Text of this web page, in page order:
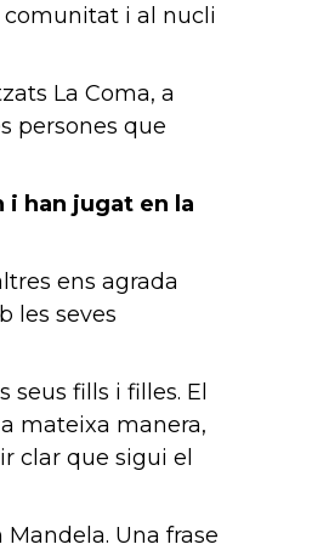
comunitat i al nucli
La Coma, a
persones que
i han jugat en la
ens agrada
les seves
seus fills i filles. El
mateixa manera,
clar que sigui el
Una frase